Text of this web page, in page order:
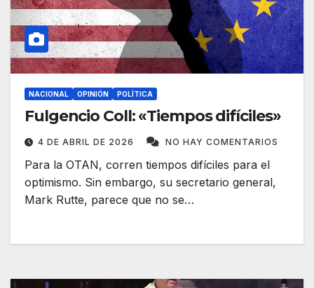
NACIONAL OPINIÓN POLÍTICA
Fulgencio Coll: «Tiempos difíciles»
4 DE ABRIL DE 2026 NO HAY COMENTARIOS
Para la OTAN, corren tiempos difíciles para el
optimismo. Sin embargo, su secretario general,
Mark Rutte, parece que no se…